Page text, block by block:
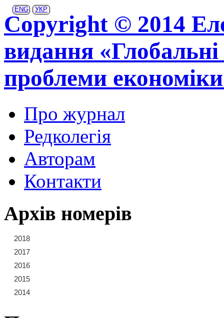
ENG УКР
Copyright © 2014
видання «Глобальні
проблеми
Про журнал
Редколегія
Авторам
Контакти
Архів номерів
2018
2017
2016
2015
2014